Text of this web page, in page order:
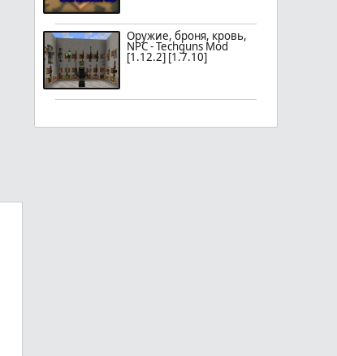
Оружие, броня, кровь,
NPC - Techguns Mod
[1.12.2] [1.7.10]